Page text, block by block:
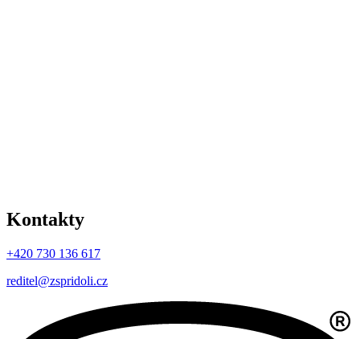
Kontakty
+420 730 136 617
reditel@zspridoli.cz